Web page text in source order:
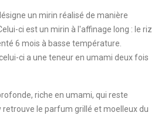
un mirin réalisé de manière
ci est un mirin à l'affinage long : le riz
6 mois à basse température.
ci a une teneur en umami deux fois
riche en umami, qui reste
retrouve le parfum grillé et moelleux du